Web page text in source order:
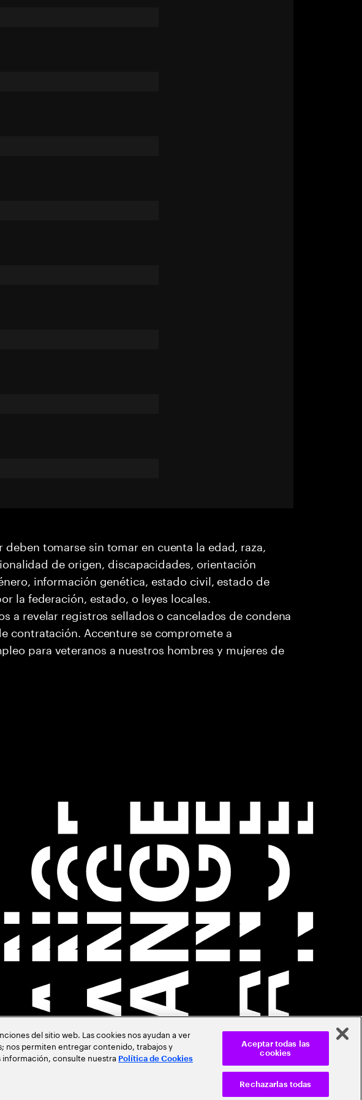
tomarse sin tomar en cuenta la edad, raza,
de origen, discapacidades, orientación
información genética, estado civil, estado de
la federación, estado, o leyes locales.
a revelar registros sellados o cancelados de condena
contratación. Accenture se compromete a
para veteranos a nuestros hombres y mujeres de
del sitio web. Las cookies nos ayudan a ver
nos permiten entregar contenido, trabajos y
información, consulte nuestra Política de Cookies
Rechazarlas todas
Aceptar todas las
cookies